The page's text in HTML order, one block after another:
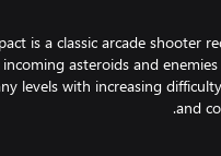
is a classic arcade shooter
asteroids and
levels with increasing
and